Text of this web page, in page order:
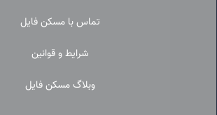
تماس با مسکن فایل
شرایط و قوانین
وبلاگ مسکن فایل